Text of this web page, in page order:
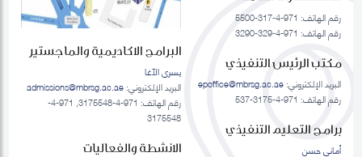
رقم الهاتف: 971-4-317-5500
رقم الهاتف: 971-4-329-3290
مكتب الرئيس التنفيذي
البريد الإلكتروني:epoffice@mbrsg.ac.ae
رقم الهاتف: 971-4-3175-537
برامج التعليم التنفيذي
أماني حسن
البرامج الاكاديمية والماجستير
يسرى الآغا
البريد الإلكتروني: admissions@mbrsg.ac.ae
رقم الهاتف: 971-4-3175548, 971-4-
3175548
الانشطة والفعاليات